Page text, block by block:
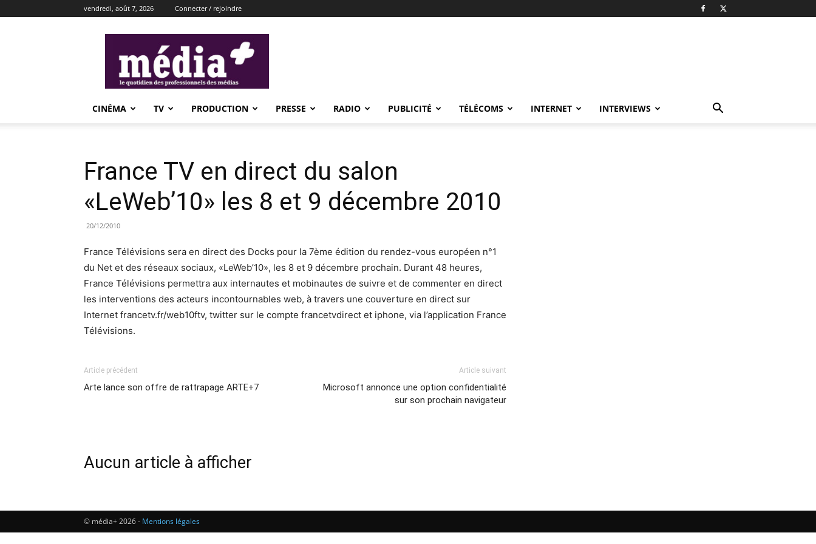
vendredi, août 7, 2026 Connecter / rejoindre
CINÉMA TV PRODUCTION PRESSE RADIO PUBLICITÉ TÉLÉCOMS INTERNET INTERVIEWS
France TV en direct du salon
«LeWeb’10» les 8 et 9 décembre 2010
20/12/2010
France Télévisions sera en direct des Docks pour la 7ème édition du rendez-vous européen n°1
du Net et des réseaux sociaux, «LeWeb’10», les 8 et 9 décembre prochain. Durant 48 heures,
France Télévisions permettra aux internautes et mobinautes de suivre et de commenter en direct
les interventions des acteurs incontournables web, à travers une couverture en direct sur
Internet francetv.fr/web10ftv, twitter sur le compte francetvdirect et iphone, via l’application France
Télévisions.
Article précédent
Arte lance son offre de rattrapage ARTE+7
Article suivant
Microsoft annonce une option confidentialité
sur son prochain navigateur
Aucun article à afficher
© média+ 2026 - Mentions légales